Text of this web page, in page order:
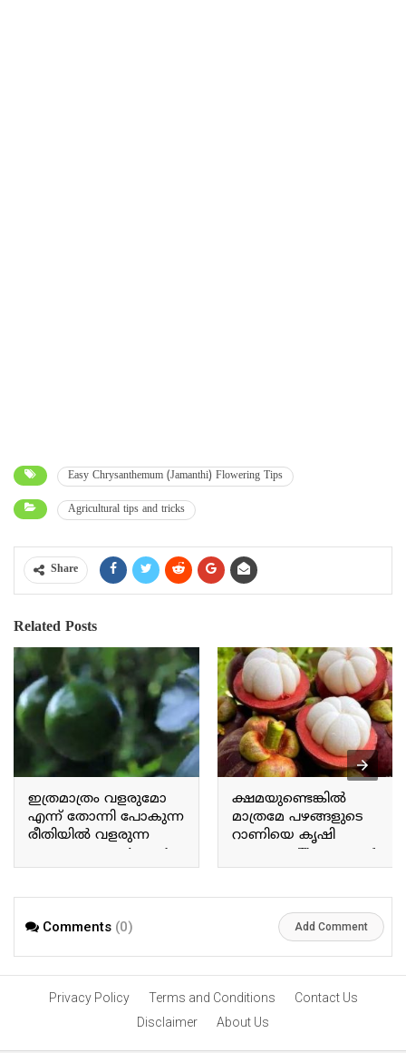
Easy Chrysanthemum (Jamanthi) Flowering Tips
Agricultural tips and tricks
Share
Related Posts
ഇത്രമാത്രം വളരുമോ
എന്ന് തോന്നി പോകുന്ന
രീതിയിൽ വളരുന്ന
അവക്കാഡോ Avocado
grows in a way that makes
ക്ഷമയുണ്ടെങ്കിൽ
മാത്രമേ പഴങ്ങളുടെ
റാണിയെ കൃഷി
ചെയ്യാവൂ The queen of
fruits can only be
Comments (0) Add Comment
Privacy Policy Terms and Conditions
Contact Us
Disclaimer
About Us